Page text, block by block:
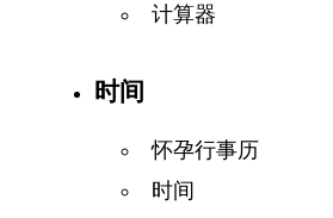
计算器
时间
怀孕行事历
时间